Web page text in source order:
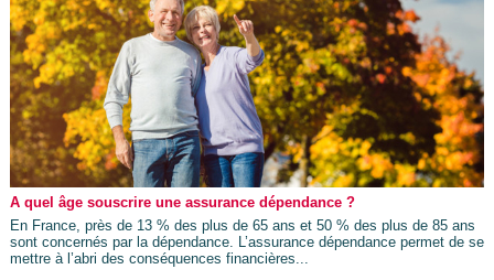
A quel âge souscrire une assurance dépendance ?
En France, près de 13 % des plus de 65 ans et 50 % des plus de 85 ans
sont concernés par la dépendance. L’assurance dépendance permet de se
mettre à l’abri des conséquences financières...